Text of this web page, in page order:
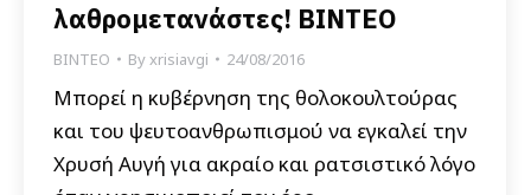
λαθρομετανάστες! BINTEO
ΒΙΝΤΕΟ Byxrisiavgi 24/08/2016
Μπορεί η κυβέρνηση της θολοκουλτούρας
και του ψευτοανθρωπισμού να εγκαλεί την
Χρυσή Αυγή για ακραίο και ρατσιστικό λόγο